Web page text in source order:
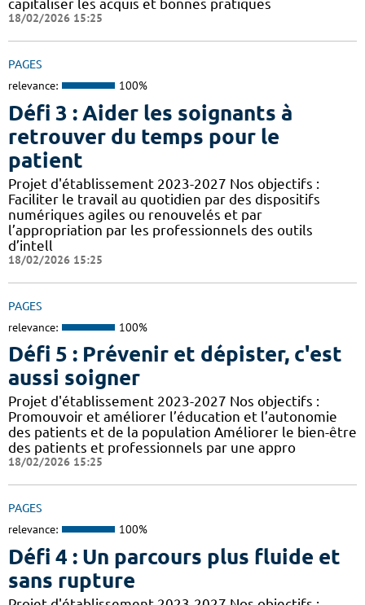
capitaliser les acquis et bonnes pratiques
18/02/2026 15:25
PAGES
relevance: 100%
Défi 3 : Aider les soignants à
retrouver du temps pour le
patient
Projet d'établissement 2023-2027 Nos objectifs :
Faciliter le travail au quotidien par des dispositifs
numériques agiles ou renouvelés et par
l’appropriation par les professionnels des outils
d’intell
18/02/2026 15:25
PAGES
relevance: 100%
Défi 5 : Prévenir et dépister, c'est
aussi soigner
Projet d'établissement 2023-2027 Nos objectifs :
Promouvoir et améliorer l’éducation et l’autonomie
des patients et de la population Améliorer le bien-être
des patients et professionnels par une appro
18/02/2026 15:25
PAGES
relevance: 100%
Défi 4 : Un parcours plus fluide et
sans rupture